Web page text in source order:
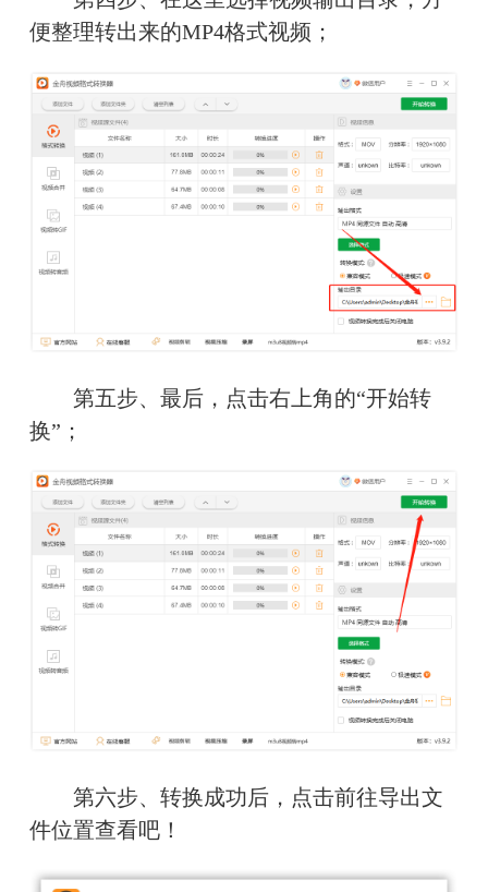
便整理转出来的MP4格式视频；
第五步、最后，点击右上角的“开始转
换”；
第六步、转换成功后，点击前往导出文
件位置查看吧！